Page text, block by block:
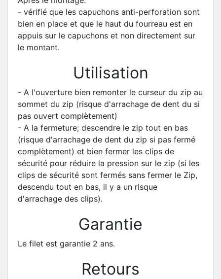
- vérifié que les capuchons anti-perforation sont
bien en place et que le haut du fourreau est en
appuis sur le capuchons et non directement sur
le montant.
Utilisation
- A l'ouverture bien remonter le curseur du zip au
sommet du zip (risque d'arrachage de dent du si
pas ouvert complètement)
- A la fermeture; descendre le zip tout en bas
(risque d'arrachage de dent du zip si pas fermé
complètement) et bien fermer les clips de
sécurité pour réduire la pression sur le zip (si les
clips de sécurité sont fermés sans fermer le Zip,
descendu tout en bas, il y a un risque
d'arrachage des clips).
Garantie
Le filet est garantie 2 ans.
Retours